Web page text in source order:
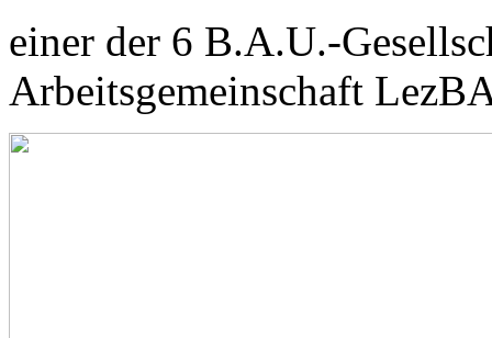
einer der 6 B.A.U.-
Arbeitsgemeinschaft